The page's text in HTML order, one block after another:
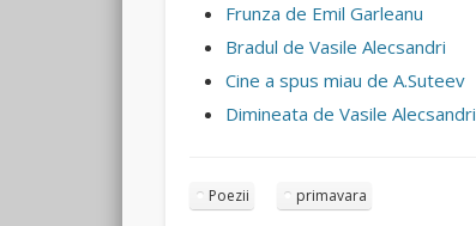
Frunza de Emil Garleanu
Bradul de Vasile Alecsandri
Cine a spus miau de A.Suteev
Dimineata de Vasile Alecsandri
Poezii primavara